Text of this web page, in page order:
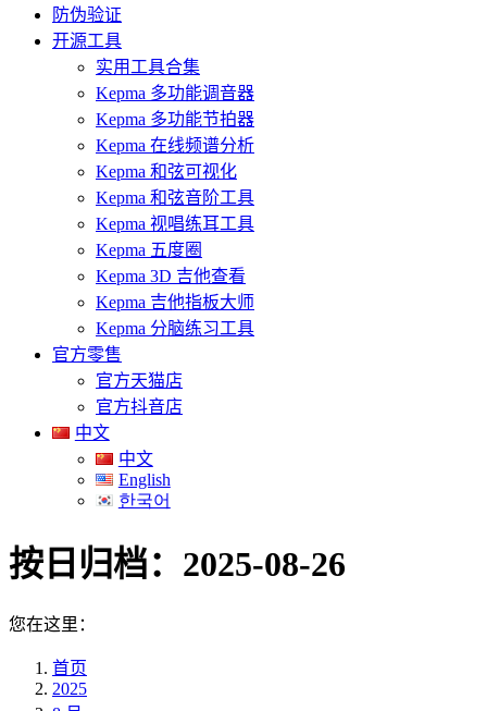
防伪验证
开源工具
实用工具合集
Kepma 多功能调音器
Kepma 多功能节拍器
Kepma 在线频谱分析
Kepma 和弦可视化
Kepma 和弦音阶工具
Kepma 视唱练耳工具
Kepma 五度圈
Kepma 3D 吉他查看
Kepma 吉他指板大师
Kepma 分脑练习工具
官方零售
官方天猫店
官方抖音店
中文
中文
English
한국어
按日归档： 2025-08-26
您在这里：
首页
2025